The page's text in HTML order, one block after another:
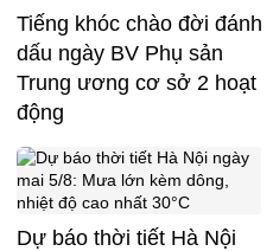
Tiếng khóc chào đời đánh
dấu ngày BV Phụ sản
Trung ương cơ sở 2 hoạt
động
Dự báo thời tiết Hà Nội